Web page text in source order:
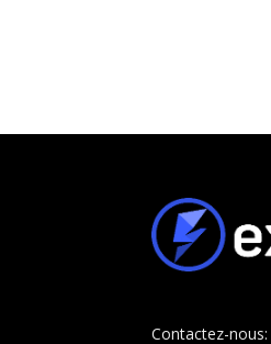
Contactez-nous: